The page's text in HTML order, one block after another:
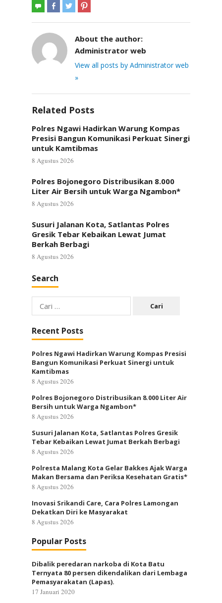
About the author:
Administrator web
View all posts by Administrator web
»
Related Posts
Polres Ngawi Hadirkan Warung Kompas
Presisi Bangun Komunikasi Perkuat Sinergi
untuk Kamtibmas
8 Agustus 2026
Polres Bojonegoro Distribusikan 8.000
Liter Air Bersih untuk Warga Ngambon*
8 Agustus 2026
Susuri Jalanan Kota, Satlantas Polres
Gresik Tebar Kebaikan Lewat Jumat
Berkah Berbagi
8 Agustus 2026
Search
Cari
untuk:
Recent Posts
Polres Ngawi Hadirkan Warung Kompas Presisi
Bangun Komunikasi Perkuat Sinergi untuk
Kamtibmas
8 Agustus 2026
Polres Bojonegoro Distribusikan 8.000 Liter Air
Bersih untuk Warga Ngambon*
8 Agustus 2026
Susuri Jalanan Kota, Satlantas Polres Gresik
Tebar Kebaikan Lewat Jumat Berkah Berbagi
8 Agustus 2026
Polresta Malang Kota Gelar Bakkes Ajak Warga
Makan Bersama dan Periksa Kesehatan Gratis*
8 Agustus 2026
Inovasi Srikandi Care, Cara Polres Lamongan
Dekatkan Diri ke Masyarakat
8 Agustus 2026
Popular Posts
Dibalik peredaran narkoba di Kota Batu
Ternyata 80 persen dikendalikan dari Lembaga
Pemasyarakatan (Lapas).
17 Januari 2020